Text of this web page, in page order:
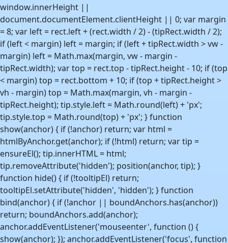
window.innerHeight ||
document.documentElement.clientHeight || 0; var margin
= 8; var left = rect.left + (rect.width / 2) - (tipRect.width / 2);
if (left < margin) left = margin; if (left + tipRect.width > vw -
margin) left = Math.max(margin, vw - margin -
tipRect.width); var top = rect.top - tipRect.height - 10; if (top
< margin) top = rect.bottom + 10; if (top + tipRect.height >
vh - margin) top = Math.max(margin, vh - margin -
tipRect.height); tip.style.left = Math.round(left) + 'px';
tip.style.top = Math.round(top) + 'px'; } function
show(anchor) { if (!anchor) return; var html =
htmlByAnchor.get(anchor); if (!html) return; var tip =
ensureEl(); tip.innerHTML = html;
tip.removeAttribute('hidden'); position(anchor, tip); }
function hide() { if (!tooltipEl) return;
tooltipEl.setAttribute('hidden', 'hidden'); } function
bind(anchor) { if (!anchor || boundAnchors.has(anchor))
return; boundAnchors.add(anchor);
anchor.addEventListener('mouseenter', function () {
show(anchor); }); anchor.addEventListener('focus', function